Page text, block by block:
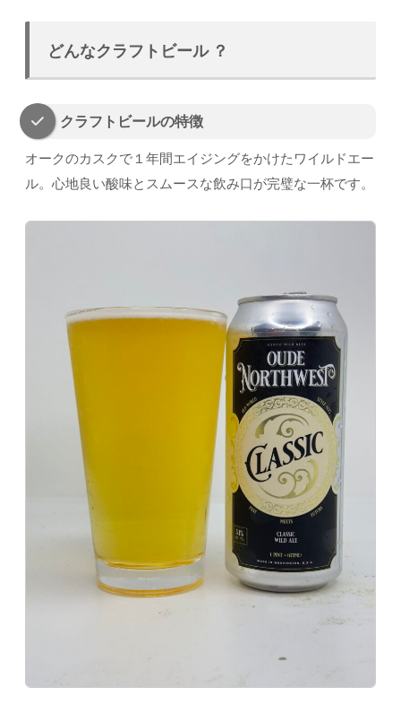
どんなクラフトビール ？
クラフトビールの特徴
オークのカスクで１年間エイジングをかけたワイルドエー
ル。心地良い酸味とスムースな飲み口が完璧な一杯です。